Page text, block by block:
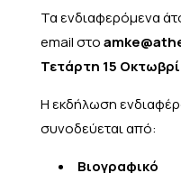
Τα ενδιαφερόμενα
email στο
Τετάρτη 15
Η εκδήλωση
συνοδεύεται από:
Βιογραφικό